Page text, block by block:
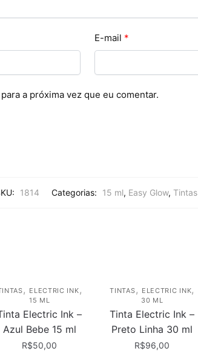
E-mail *
a próxima vez que eu comentar.
1814 Categorias: 15 ml, Easy Glow, Tintas
, ELECTRIC INK ,
15 ML
Electric Ink –
Azul Bebe 15 ml
R$50,00
TINTAS , ELECTRIC INK,
30 ML
Tinta Electric Ink –
Preto Linha 30 ml
R$96,00